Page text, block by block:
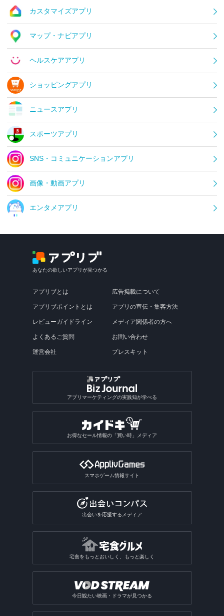
カスタマイズアプリ
マップ・ナビアプリ
ヘルスケアアプリ
ショッピングアプリ
ニュースアプリ
スポーツアプリ
SNS・コミュニケーションアプリ
画像・動画アプリ
エンタメアプリ
あなたの欲しいアプリが見つかる
アプリブとは
アプリブポイントとは
レビューガイドライン
よくあるご質問
運営会社
広告掲載について
アプリの宣伝・集客方法
メディア関係者の方へ
お問い合わせ
プレスキット
アプリマーケティングの実践知が学べる
お得なセール情報の「買い時」メディア
スマホゲーム情報サイト
出会いを応援するメディア
宅食をもっとおいしく、もっと楽しく
今日観たい映画・ドラマが見つかる